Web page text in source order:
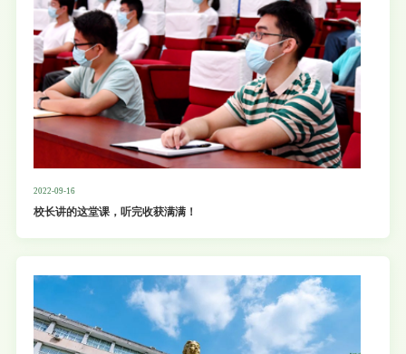
2022-09-16
校长讲的这堂课，听完收获满满！